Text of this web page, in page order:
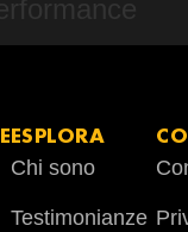
ESPLORA
Chi sono
Testimonianze